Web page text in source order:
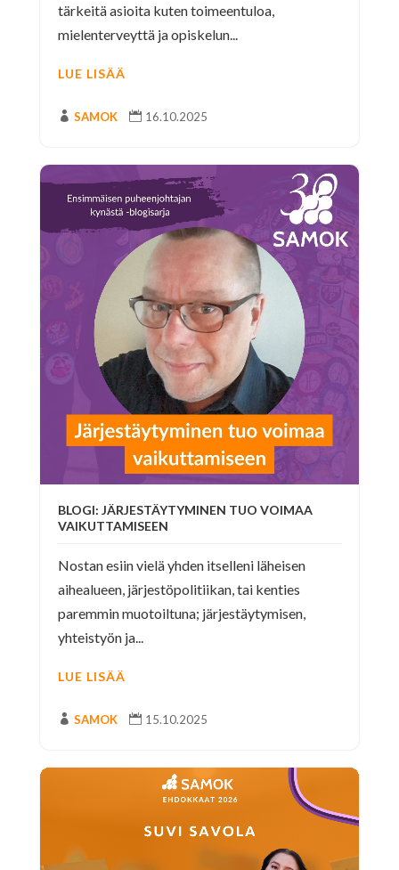
tärkeitä asioita kuten toimeentuloa,
mielenterveyttä ja opiskelun...
LUE LISÄÄ
 SAMOK  16.10.2025
BLOGI: JÄRJESTÄYTYMINEN TUO VOIMAA
VAIKUTTAMISEEN
Nostan esiin vielä yhden itselleni läheisen
aihealueen, järjestöpolitiikan, tai kenties
paremmin muotoiltuna; järjestäytymisen,
yhteistyön ja...
LUE LISÄÄ
 SAMOK  15.10.2025